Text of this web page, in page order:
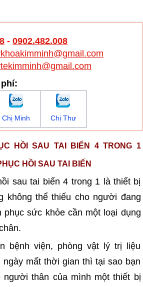
- 0902.482.008
Chị Minh Chị Thư
HỒI SAU TAI BIẾN 4 TRONG 1
HỒI SAU TAI BIẾN
sau tai biến 4 trong 1 là thiết bị
không thể thiếu cho người đang
phục sức khỏe cần một loại dụng
bệnh viện, phòng vật lý trị liệu
mất thời gian thì tại sao bạn
người thân của mình một thiết bị